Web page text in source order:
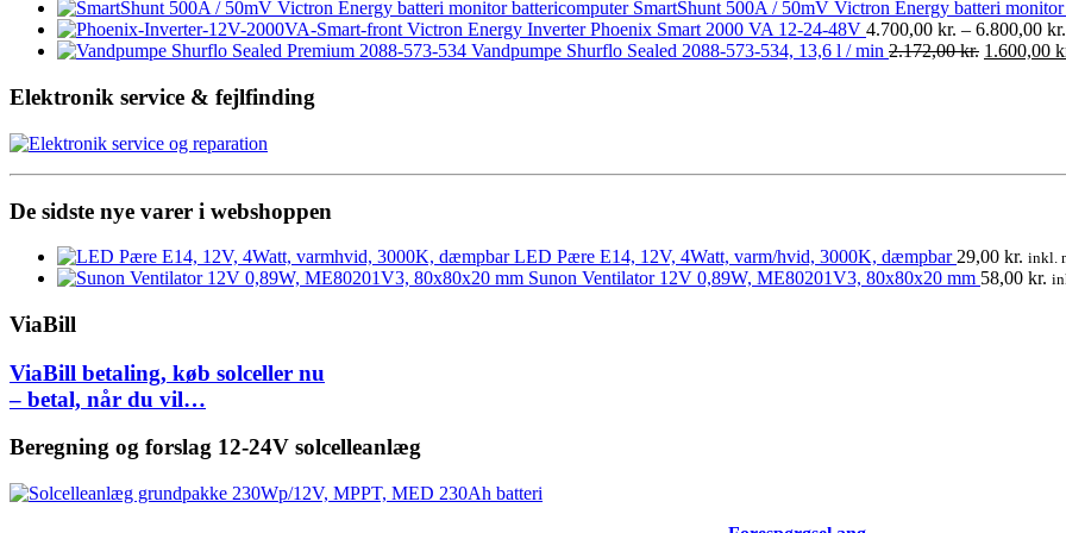
SmartShunt 500A / 50mV Victron Energy batteri monitor
Victron Energy Inverter Phoenix Smart 2000 VA 12-24-48V 4.700,00 kr. – 6.800,00 kr.
Vandpumpe Shurflo Sealed 2088-573-534, 13,6 l / min 2.172,00kr. Den
1.600,00
Elektronik service & fejlfinding
De sidste nye varer i webshoppen
LED Pære E14, 12V, 4Watt, varm/hvid, 3000K, dæmpbar 29,00 kr. inkl.
Sunon Ventilator 12V 0,89W, ME80201V3, 80x80x20 mm 58,00 kr.
ViaBill
ViaBill betaling, køb solceller nu
– betal, når du vil…
Beregning og forslag 12-24V solcelleanlæg